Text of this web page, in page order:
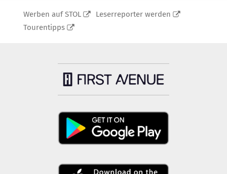
Werben auf STOL
Leserreporter werden
Tourentipps